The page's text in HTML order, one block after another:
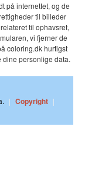
på internettet, og de
til billeder
til ophavsret,
vi fjerner de
coloring.dk hurtigst
dine personlige data.
| Copyright |